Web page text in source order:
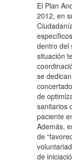
El Plan
2012, en
dentro del
situación
se
de
sanitarios
paciente
Además,
de
de